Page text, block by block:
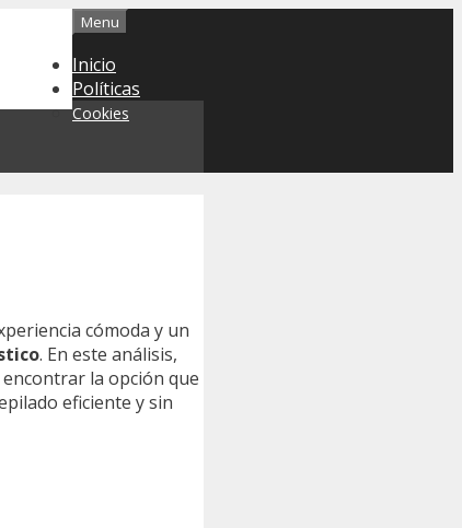
Menu
Inicio
Políticas
Cookies
cómoda y un
. En este análisis,
la opción que
eficiente y sin